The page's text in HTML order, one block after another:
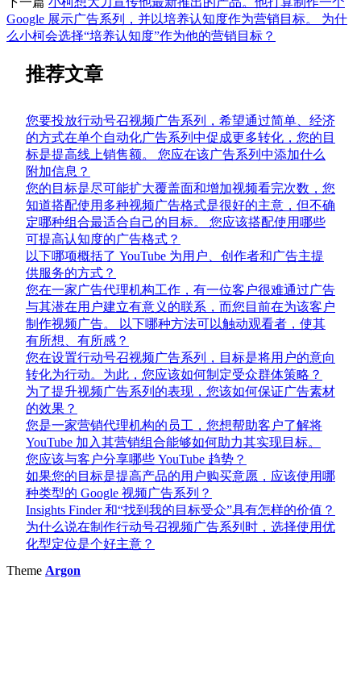
Google 展示广告系列，并以培养认知度作为营销目标。 为什
么小柯会选择“培养认知度”作为他的营销目标？
推荐文章
您要投放行动号召视频广告系列，希望通过简单、经济
的方式在单个自动化广告系列中促成更多转化，您的目
标是提高线上销售额。 您应在该广告系列中添加什么
附加信息？
您的目标是尽可能扩大覆盖面和增加视频看完次数，您
知道搭配使用多种视频广告格式是很好的主意，但不确
定哪种组合最适合自己的目标。 您应该搭配使用哪些
可提高认知度的广告格式？
以下哪项概括了 YouTube 为用户、创作者和广告主提
供服务的方式？
您在一家广告代理机构工作，有一位客户很难通过广告
与其潜在用户建立有意义的联系，而您目前在为该客户
制作视频广告。 以下哪种方法可以触动观看者，使其
有所想、有所感？
您在设置行动号召视频广告系列，目标是将用户的意向
转化为行动。为此，您应该如何制定受众群体策略？
为了提升视频广告系列的表现，您该如何保证广告素材
的效果？
您是一家营销代理机构的员工，您想帮助客户了解将
YouTube 加入其营销组合能够如何助力其实现目标。
您应该与客户分享哪些 YouTube 趋势？
如果您的目标是提高产品的用户购买意愿，应该使用哪
种类型的 Google 视频广告系列？
Insights Finder 和“找到我的目标受众”具有怎样的价值？
为什么说在制作行动号召视频广告系列时，选择使用优
化型定位是个好主意？
Theme Argon